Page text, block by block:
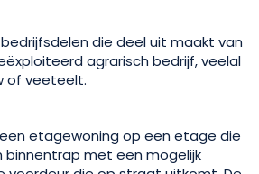
die deel uit maakt van
agrarisch bedrijf, veelal
of veeteelt.
etagewoning op een etage die
binnentrap met een mogelijk